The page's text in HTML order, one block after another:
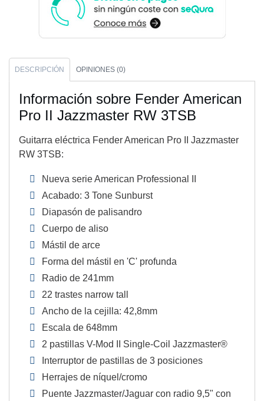
DESCRIPCIÓN OPINIONES (0)
Información sobre Fender American
Pro II Jazzmaster RW 3TSB
Guitarra eléctrica Fender American Pro II Jazzmaster
RW 3TSB:
Nueva serie American Professional II
Acabado: 3 Tone Sunburst
Diapasón de palisandro
Cuerpo de aliso
Mástil de arce
Forma del mástil en 'C' profunda
Radio de 241mm
22 trastes narrow tall
Ancho de la cejilla: 42,8mm
Escala de 648mm
2 pastillas V-Mod II Single-Coil Jazzmaster®
Interruptor de pastillas de 3 posiciones
Herrajes de níquel/cromo
Puente Jazzmaster/Jaguar con radio 9,5" con